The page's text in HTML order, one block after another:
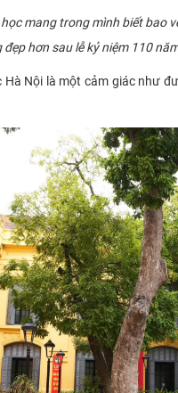
mang trong mình biết bao
hơn sau lễ kỷ niệm 110
Nội là một cảm giác như